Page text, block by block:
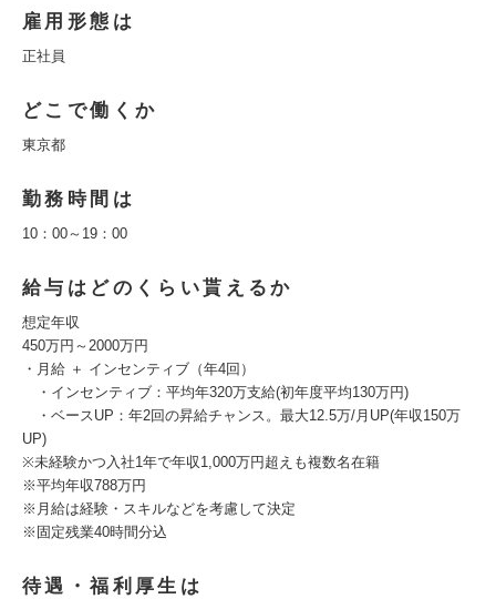
雇用形態は
正社員
どこで働くか
東京都
勤務時間は
10：00～19：00
給与はどのくらい貰えるか
想定年収
450万円～2000万円
・月給 ＋ インセンティブ（年4回）
・インセンティブ：平均年320万支給(初年度平均130万円)
・ベースUP：年2回の昇給チャンス。最大12.5万/月UP(年収150万
UP)
※未経験かつ入社1年で年収1,000万円超えも複数名在籍
※平均年収788万円
※月給は経験・スキルなどを考慮して決定
※固定残業40時間分込
待遇・福利厚生は